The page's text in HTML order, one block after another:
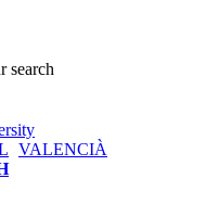
search
VALENCIÀ